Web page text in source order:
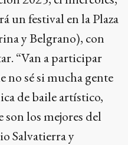
un festival en la Plaza
y Belgrano), con
“Van a participar
no sé si mucha gente
de baile artístico,
los mejores del
Salvatierra y